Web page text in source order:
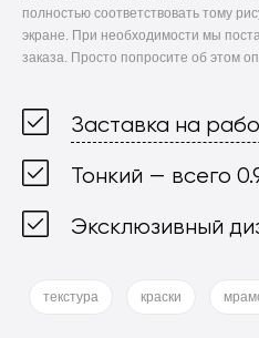
полностью соответствовать тому
экране. При необходимости мы
заказа. Просто попросите об этом
Заставка на
Тонкий — всего
Эксклюзивный
текстура краски